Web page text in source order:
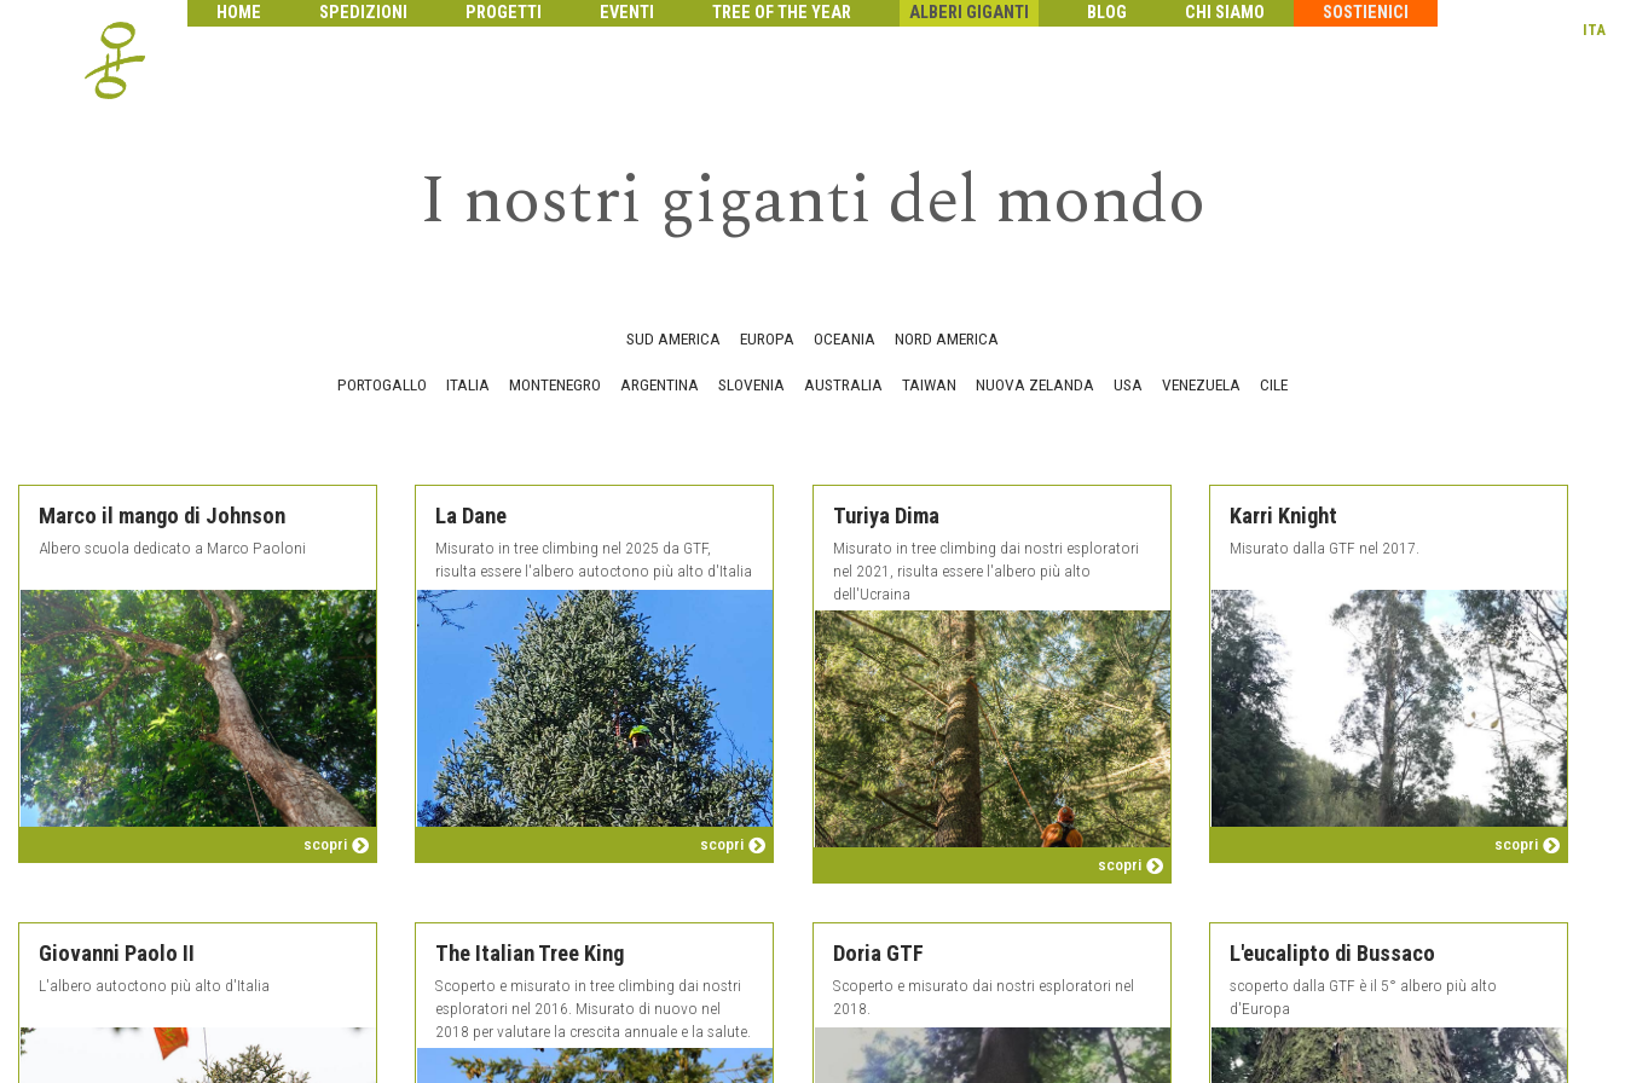
ITA
HOME SPEDIZIONI PROGETTI EVENTI TREE OF THE YEAR ALBERI GIGANTI BLOG CHI SIAMO SOSTIENICI
I nostri giganti del mondo
SUD AMERICA EUROPA OCEANIA NORD AMERICA
PORTOGALLO ITALIA MONTENEGRO ARGENTINA SLOVENIA AUSTRALIA TAIWAN NUOVA ZELANDA USA VENEZUELA CILE
Marco il mango di Johnson
Albero scuola dedicato a Marco Paoloni
scopri
La Dane
Misurato in tree climbing nel 2025 da GTF,
risulta essere l'albero autoctono più alto d'Italia
scopri
Turiya Dima
Misurato in tree climbing dai nostri esploratori
nel 2021, risulta essere l'albero più alto
dell'Ucraina
scopri
Karri Knight
Misurato dalla GTF nel 2017.
scopri
Giovanni Paolo II
L'albero autoctono più alto d'Italia
The Italian Tree King
Scoperto e misurato in tree climbing dai nostri
esploratori nel 2016. Misurato di nuovo nel
2018 per valutare la crescita annuale e la salute.
Doria GTF
Scoperto e misurato dai nostri esploratori nel
2018.
L'eucalipto di Bussaco
scoperto dalla GTF è il 5° albero più alto
d'Europa